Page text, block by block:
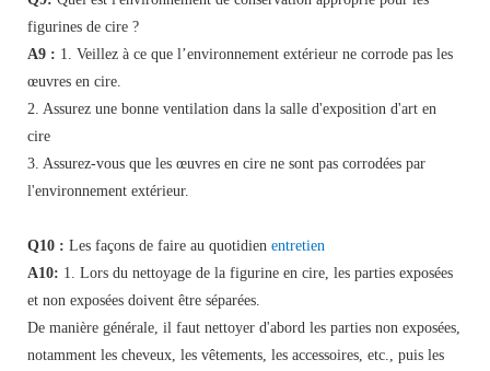
figurines de cire ?
A9 : 1. Veillez à ce que l’environnement extérieur ne corrode pas les
œuvres en cire.
2. Assurez une bonne ventilation dans la salle d'exposition d'art en
cire
3. Assurez-vous que les œuvres en cire ne sont pas corrodées par
l'environnement extérieur.
Q10 : Les façons de faire au quotidien entretien
A10: 1. Lors du nettoyage de la figurine en cire, les parties exposées
et non exposées doivent être séparées.
De manière générale, il faut nettoyer d'abord les parties non exposées,
notamment les cheveux, les vêtements, les accessoires, etc., puis les